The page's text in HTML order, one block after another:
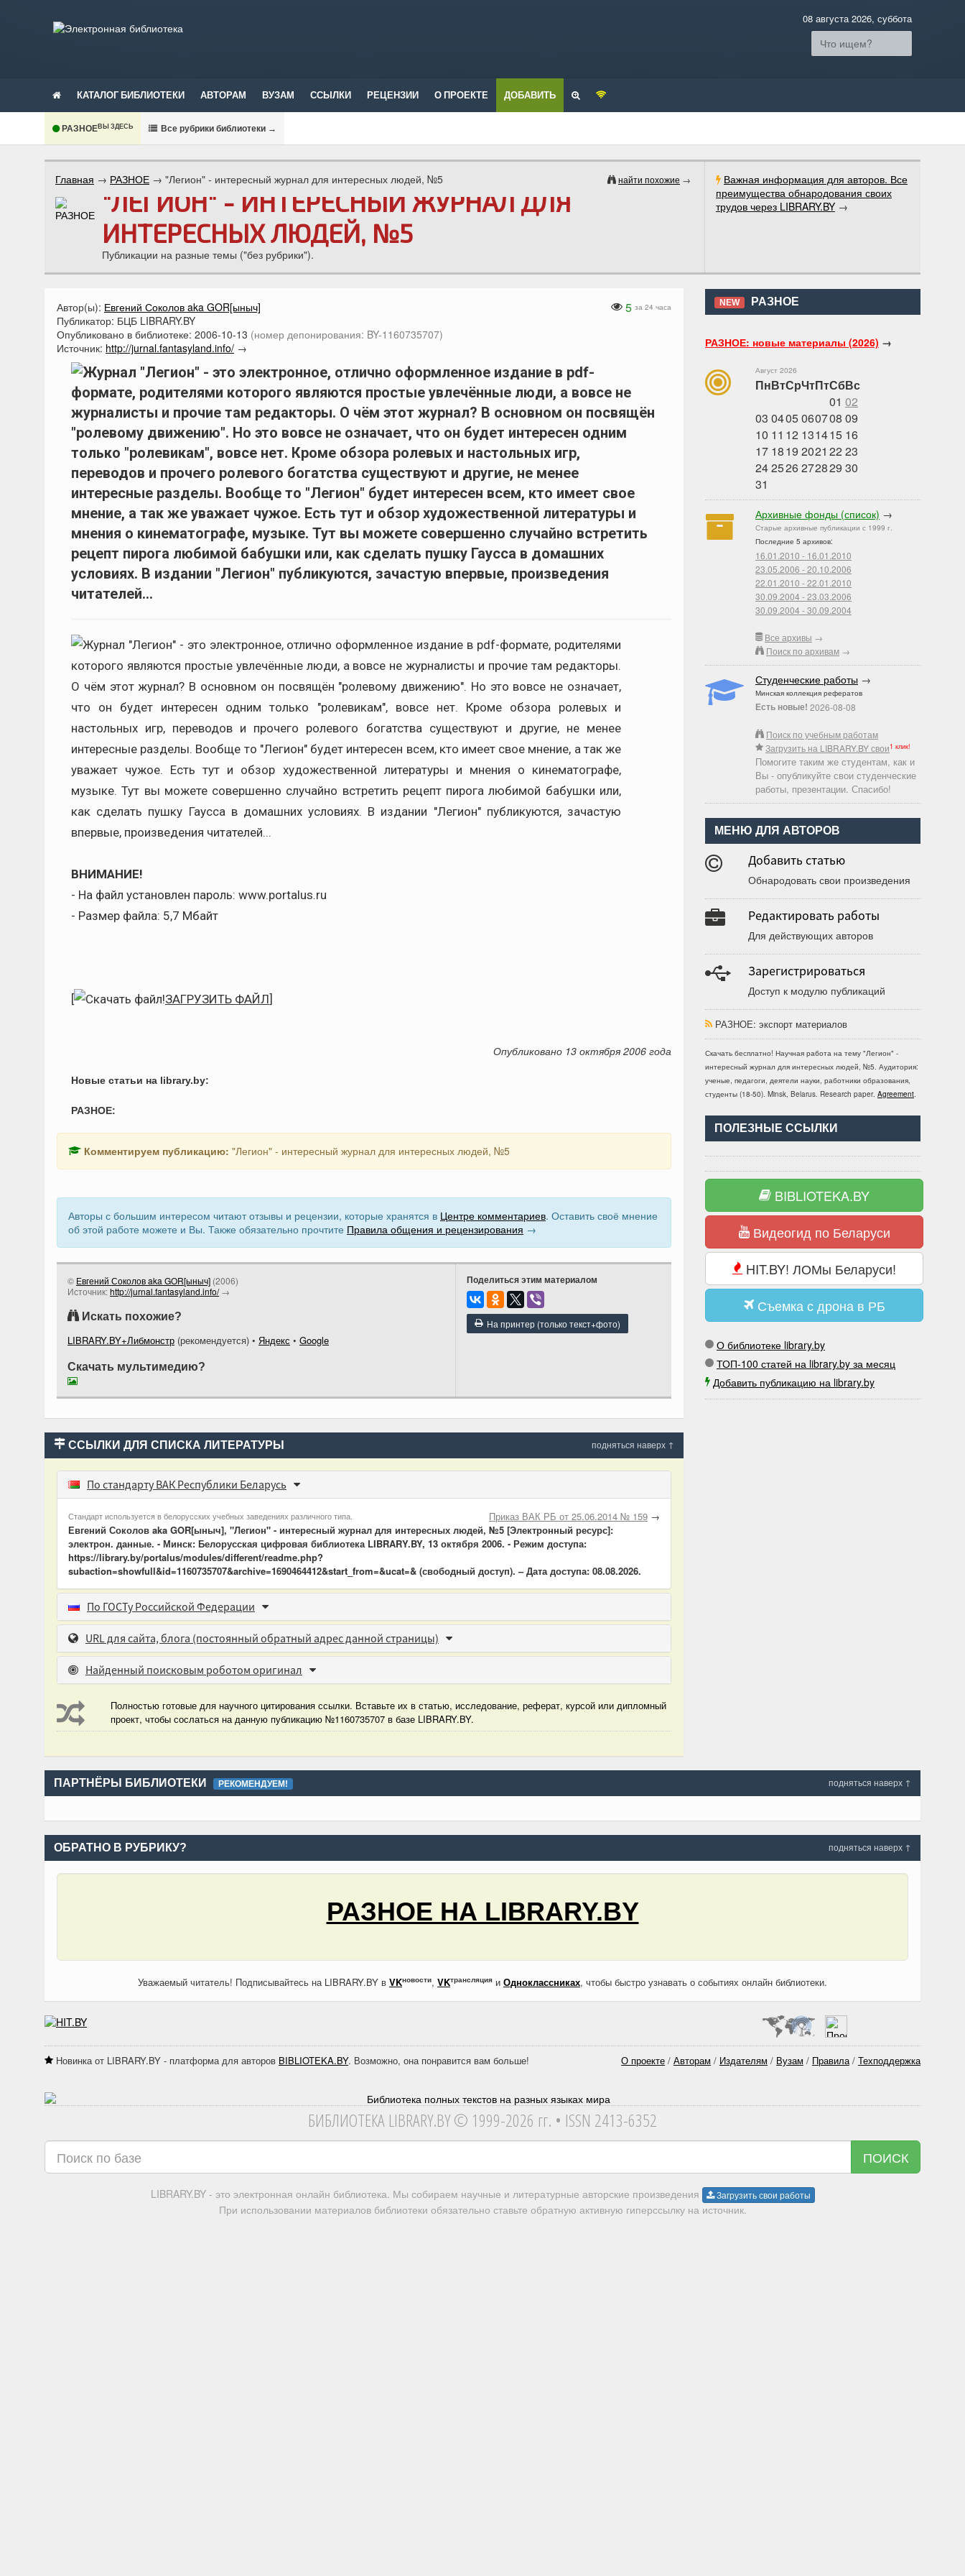
08 августа 2026, суббота
КАТАЛОГ БИБЛИОТЕКИ АВТОРАМ ВУЗАМ ССЫЛКИ РЕЦЕНЗИИ О ПРОЕКТЕ ДОБАВИТЬ
РАЗНОЕВЫ ЗДЕСЬ Все рубрики библиотеки →
Важная информация для авторов. Все
преимущества обнародования своих
трудов через LIBRARY.BY →
найти похожие →
Главная → РАЗНОЕ → "Легион" - интересный журнал для интересных людей, №5
"ЛЕГИОН" - ИНТЕРЕСНЫЙ ЖУРНАЛ ДЛЯ
ИНТЕРЕСНЫХ ЛЮДЕЙ, №5
Публикации на разные темы ("без рубрики").
NEW РАЗНОЕ
РАЗНОЕ: новые материалы (2026) →
Август 2026
ПнВтСрЧтПтСбВс
01 02
03 0405060708 09
10 11 12 131415 16
17 1819 2021 22 23
242526272829 30
31
Архивные фонды (список) →
Старые архивные публикации с 1999 г.
Последние 5 архивов:
16.01.2010 - 16.01.2010
23.05.2006 - 20.10.2006
22.01.2010 - 22.01.2010
30.09.2004 - 23.03.2006
30.09.2004 - 30.09.2004
Все архивы →
Поиск по архивам →
Студенческие работы →
Минская коллекция рефератов
Есть новые! 2026-08-08
Поиск по учебным работам
Загрузить на LIBRARY.BY свои1 клик!
Помогите таким же студентам, как и
Вы - опубликуйте свои студенческие
работы, презентации. Спасибо!
МЕНЮ ДЛЯ АВТОРОВ
Добавить статью
Обнародовать свои произведения
Редактировать работы
Для действующих авторов
Зарегистрироваться
Доступ к модулю публикаций
РАЗНОЕ: экспорт материалов
Скачать бесплатно! Научная работа на тему "Легион" -
интересный журнал для интересных людей, №5. Аудитория:
ученые, педагоги, деятели науки, работники образования,
студенты (18-50). Minsk, Belarus. Research paper. Agreement.
ПОЛЕЗНЫЕ ССЫЛКИ
BIBLIOTEKA.BY
Видеогид по Беларуси
HIT.BY! ЛОМы Беларуси!
Съемка с дрона в РБ
О библиотеке library.by
ТОП-100 статей на library.by за месяц
Добавить публикацию на library.by
5 за 24 часа
Автор(ы): Евгений Соколов aka GOR[ыныч]
Публикатор: БЦБ LIBRARY.BY
Опубликовано в библиотеке: 2006-10-13 (номер депонирования: BY-1160735707)
Источник: http://jurnal.fantasyland.info/ →
Журнал "Легион" - это электронное, отлично оформленное издание в pdf-
формате, родителями которого являются простые увлечённые люди, а вовсе не
журналисты и прочие там редакторы. О чём этот журнал? В основном он посвящён
"ролевому движению". Но это вовсе не означает, что он будет интересен одним
только "ролевикам", вовсе нет. Кроме обзора ролевых и настольных игр,
переводов и прочего ролевого богатства существуют и другие, не менее
интересные разделы. Вообще то "Легион" будет интересен всем, кто имеет свое
мнение, а так же уважает чужое. Есть тут и обзор художественной литературы и
мнения о кинематографе, музыке. Тут вы можете совершенно случайно встретить
рецепт пирога любимой бабушки или, как сделать пушку Гаусса в домашних
условиях. В издании "Легион" публикуются, зачастую впервые, произведения
читателей...
Журнал "Легион" - это электронное, отлично оформленное издание в pdf-формате, родителями
которого являются простые увлечённые люди, а вовсе не журналисты и прочие там редакторы.
О чём этот журнал? В основном он посвящён "ролевому движению". Но это вовсе не означает,
что он будет интересен одним только "ролевикам", вовсе нет. Кроме обзора ролевых и
настольных игр, переводов и прочего ролевого богатства существуют и другие, не менее
интересные разделы. Вообще то "Легион" будет интересен всем, кто имеет свое мнение, а так же
уважает чужое. Есть тут и обзор художественной литературы и мнения о кинематографе,
музыке. Тут вы можете совершенно случайно встретить рецепт пирога любимой бабушки или,
как сделать пушку Гаусса в домашних условиях. В издании "Легион" публикуются, зачастую
впервые, произведения читателей...
ВНИМАНИЕ!
- На файл установлен пароль: www.portalus.ru
- Размер файла: 5,7 Мбайт
[ ЗАГРУЗИТЬ ФАЙЛ]
Опубликовано 13 октября 2006 года
Новые статьи на library.by:
РАЗНОЕ:
Комментируем публикацию: "Легион" - интересный журнал для интересных людей, №5
Авторы с большим интересом читают отзывы и рецензии, которые хранятся в Центре комментариев. Оставить своё мнение
об этой работе можете и Вы. Также обязательно прочтите Правила общения и рецензирования →
Поделиться этим материалом
На принтер (только текст+фото)
© Евгений Соколов aka GOR[ыныч] (2006)
Источник:http://jurnal.fantasyland.info/→
Искать похожие?
LIBRARY.BY+Либмонстр (рекомендуется) • Яндекс • Google
Скачать мультимедию?
подняться наверх ↑
ССЫЛКИ ДЛЯ СПИСКА ЛИТЕРАТУРЫ
По стандарту ВАК Республики Беларусь
Приказ ВАК РБ от 25.06.2014 № 159 →
Стандарт используется в белорусских учебных заведениях различного типа.
Евгений Соколов aka GOR[ыныч], "Легион" - интересный журнал для интересных людей, №5 [Электронный ресурс]:
электрон. данные. - Минск: Белорусская цифровая библиотека LIBRARY.BY, 13 октября 2006. - Режим доступа:
https://library.by/portalus/modules/different/readme.php?
subaction=showfull&id=1160735707&archive=1690464412&start_from=&ucat=& (свободный доступ). – Дата доступа: 08.08.2026.
По ГОСТу Российской Федерации
URL для сайта, блога (постоянный обратный адрес данной страницы)
Найденный поисковым роботом оригинал
Полностью готовые для научного цитирования ссылки. Вставьте их в статью, исследование, реферат, курсой или дипломный
проект, чтобы сослаться на данную публикацию №1160735707 в базе LIBRARY.BY.
подняться наверх ↑
ПАРТНЁРЫ БИБЛИОТЕКИ РЕКОМЕНДУЕМ!
подняться наверх ↑
ОБРАТНО В РУБРИКУ?
РАЗНОЕ НА LIBRARY.BY
Уважаемый читатель! Подписывайтесь на LIBRARY.BY в VKновости, VKтрансляция и Одноклассниках, чтобы быстро узнавать о событиях онлайн библиотеки.
О проекте / Авторам / Издателям / Вузам / Правила/ Техподдержка
Новинка от LIBRARY.BY - платформа для авторов BIBLIOTEKA.BY. Возможно, она понравится вам больше!
БИБЛИОТЕКА LIBRARY.BY © 1999-2026 гг. • ISSN 2413-6352
ПОИСК
LIBRARY.BY - это электронная онлайн библиотека. Мы собираем научные и литературные авторские произведения Загрузить свои работы
При использовании материалов библиотеки обязательно ставьте обратную активную гиперссылку на источник.